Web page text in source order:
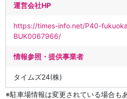
運営会社HP
https://times-info.net/P40-
BUK0067966/
情報参照・提供事業者
タイムズ24(株)
※駐車場情報は変更されている場合も